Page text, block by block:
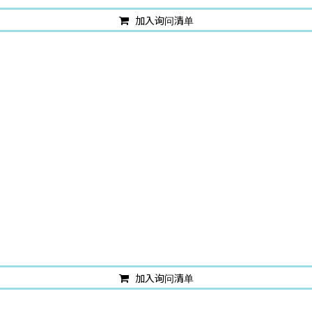
加入询问清单
加入询问清单